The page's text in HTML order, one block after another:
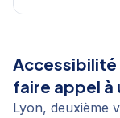
Accessibilité
faire appel à
Lyon, deuxième